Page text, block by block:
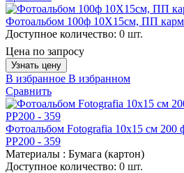
Фотоальбом 100ф 10X15см, ПП
Доступное количество: 0 шт.
Цена по запросу
Узнать цену
В избранное В избранном
Сравнить
Фотоальбом Fotografia 10x15 см 200
PP200 - 359
Материалы : Бумага (картон)
Доступное количество: 0 шт.